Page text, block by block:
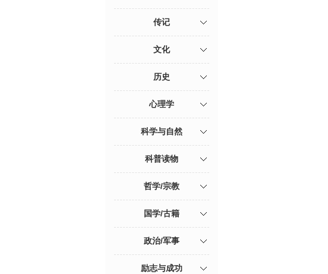
传记
文化
历史
心理学
科学与自然
科普读物
哲学/宗教
国学/古籍
政治/军事
励志与成功